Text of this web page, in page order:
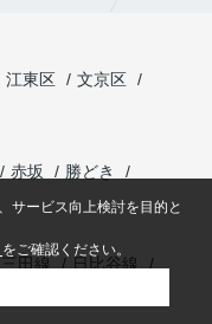
江東区
文京区
赤坂
勝どき
田線
日比谷線
サービス向上検討を目的と
をご確認ください。